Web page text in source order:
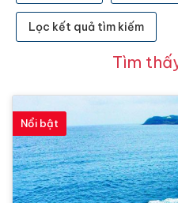
Lọc kết quả tìm kiếm
Tìm
Nổi bật